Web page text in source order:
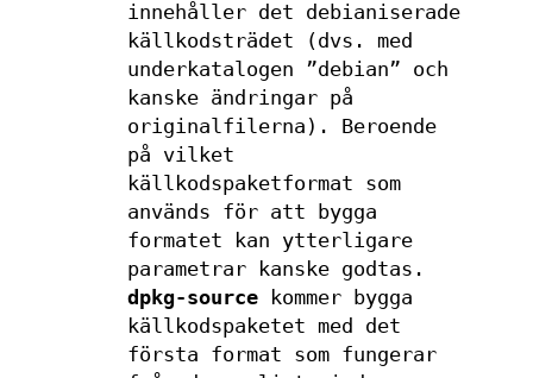
innehåller det debianiserade
källkodsträdet (dvs. med
underkatalogen ”debian” och
kanske ändringar på
originalfilerna). Beroende
på vilket
källkodspaketformat som
används för att bygga
formatet kan ytterligare
parametrar kanske godtas.
dpkg-sourcekommer bygga
källkodspaketet med det
första format som fungerar